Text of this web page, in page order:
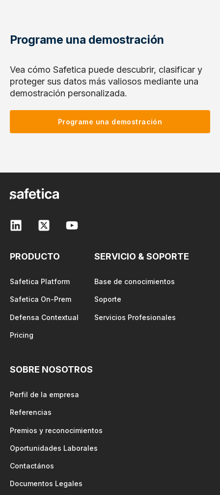
Programe una demostración
Vea cómo Safetica puede descubrir, clasificar y
proteger sus datos más valiosos mediante una
demostración personalizada.
Programe una demostración
PRODUCTO
Safetica Platform
Safetica On-Prem
Defensa Contextual
Pricing
SERVICIO & SOPORTE
Base de conocimientos
Soporte
Servicios Profesionales
SOBRE NOSOTROS
Perfil de la empresa
Referencias
Premios y reconocimientos
Oportunidades Laborales
Contactános
Documentos Legales